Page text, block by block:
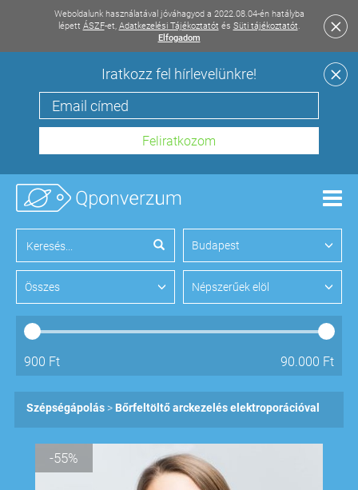
Weboldalunk használatával jóváhagyod a 2022.08.04-én hatályba
lépett ÁSZF-et, Adatkezelési Tájékoztatót és Süti tájékoztatót.
Elfogadom
Iratkozz fel hírlevelünkre!
Budapest
Összes Népszerűek elöl
900 Ft 90.000 Ft
Szépségápolás Bőrfeltöltő arckezelés elektroporációval
-55%